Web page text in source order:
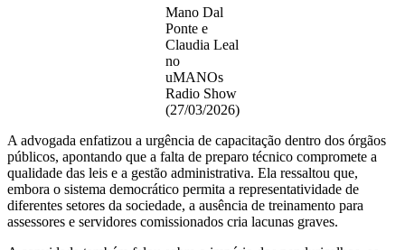
Mano Dal
Ponte e
Claudia Leal
no
uMANOs
Radio Show
(27/03/2026)
A advogada enfatizou a urgência de capacitação dentro dos órgãos
públicos, apontando que a falta de preparo técnico compromete a
qualidade das leis e a gestão administrativa. Ela ressaltou que,
embora o sistema democrático permita a representatividade de
diferentes setores da sociedade, a ausência de treinamento para
assessores e servidores comissionados cria lacunas graves.